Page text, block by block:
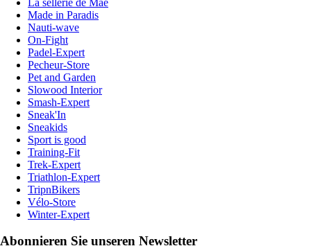
Made in Paradis
Nauti-wave
On-Fight
Padel-Expert
Pecheur-Store
Pet and Garden
Slowood Interior
Smash-Expert
Sneak'In
Sneakids
Sport is good
Training-Fit
Trek-Expert
Triathlon-Expert
TripnBikers
Vélo-Store
Winter-Expert
Abonnieren Sie unseren Newsletter